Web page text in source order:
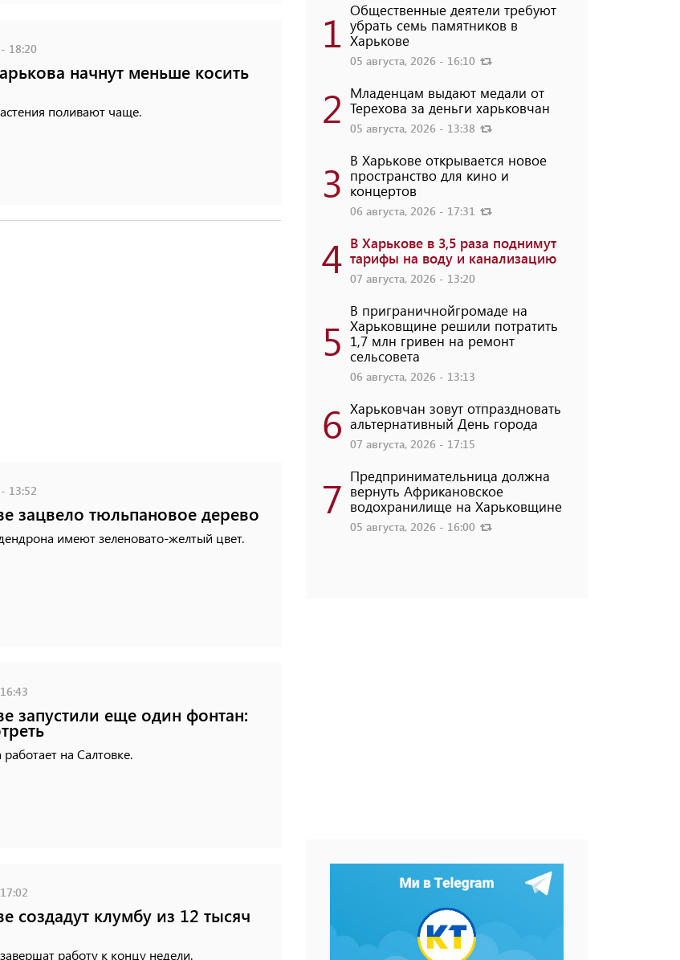
18:20
начнут меньше косить
поливают чаще.
13:52
зацвело тюльпановое дерево
имеют зеленовато-желтый цвет.
запустили еще один фонтан:
на Салтовке.
создадут клумбу из 12 тысяч
работу к концу недели.
1 Общественные деятели требуют
убрать семь памятников в
Харькове
05 августа, 2026 - 16:10
2 Младенцам выдают медали от
Терехова за деньги харьковчан
05 августа, 2026 - 13:38
3 В Харькове открывается новое
пространство для кино и
концертов
06 августа, 2026 - 17:31
4 В Харькове в 3,5 раза поднимут
тарифы на воду и канализацию
07 августа, 2026 - 13:20
5
В приграничнойгромаде на
Харьковщине решили потратить
1,7 млн ​​гривен на ремонт
сельсовета
06 августа, 2026 - 13:13
6 Харьковчан зовут отпраздновать
альтернативный День города
07 августа, 2026 - 17:15
7 Предпринимательница должна
вернуть Африкановское
водохранилище на Харьковщине
05 августа, 2026 - 16:00